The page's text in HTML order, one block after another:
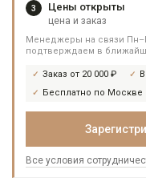
3 Цены открыты
цена и заказ
Менеджеры на связи
подтверждаем в
Заказ от 20 000 ₽
Бесплатно по Москве
Все условия